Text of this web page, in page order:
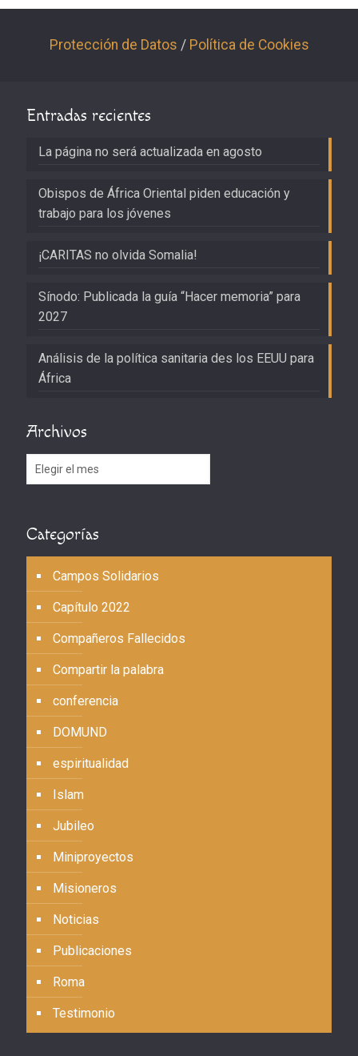
Protección de Datos / Política de Cookies
Entradas recientes
La página no será actualizada en agosto
Obispos de África Oriental piden educación y
trabajo para los jóvenes
¡CARITAS no olvida Somalia!
Sínodo: Publicada la guía “Hacer memoria” para
2027
Análisis de la política sanitaria des los EEUU para
África
Archivos
Archivos
Categorías
Campos Solidarios
Capítulo 2022
Compañeros Fallecidos
Compartir la palabra
conferencia
DOMUND
espiritualidad
Islam
Jubileo
Miniproyectos
Misioneros
Noticias
Publicaciones
Roma
Testimonio